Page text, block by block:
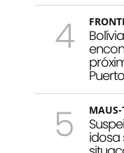
4
5 MAUS-
idosa